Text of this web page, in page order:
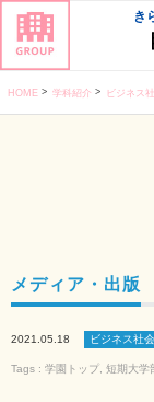
き
HOME 学科紹介 ビジネス
メディア・出版
2021.05.18 ビジネス社
Tags : 学園トップ 短期大学